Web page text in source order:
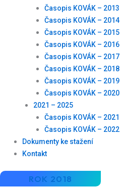
Časopis KOVÁK – 2013
Časopis KOVÁK – 2014
Časopis KOVÁK – 2015
Časopis KOVÁK – 2016
Časopis KOVÁK – 2017
Časopis KOVÁK – 2018
Časopis KOVÁK – 2019
Časopis KOVÁK – 2020
2021 – 2025
Časopis KOVÁK – 2021
Časopis KOVÁK – 2022
Dokumenty ke stažení
Kontakt
ROK 2018